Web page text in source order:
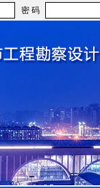
密 码